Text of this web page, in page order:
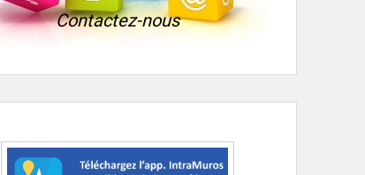
Contactez-nous